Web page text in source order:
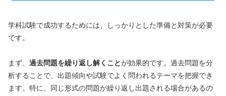
学科試験で成功するためには、しっかりとした準備と対策が必要
です。
まず、 過去問題を繰り返し解くことが効果的です。過去問題を分
析することで、出題傾向や試験でよく問われるテーマを把握でき
ます。特に、同じ形式の問題が繰り返し出題される場合があるの